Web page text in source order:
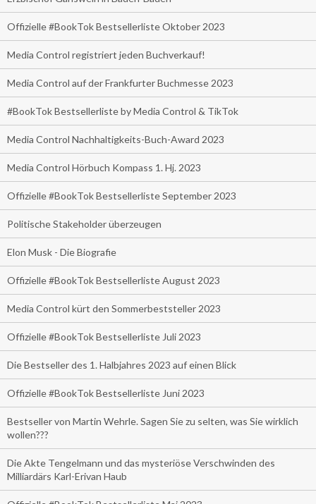
Offizielle #BookTok Bestsellerliste Oktober 2023
Media Control registriert jeden Buchverkauf!
Media Control auf der Frankfurter Buchmesse 2023
#BookTok Bestsellerliste by Media Control & TikTok
Media Control Nachhaltigkeits-Buch-Award 2023
Media Control Hörbuch Kompass 1. Hj. 2023
Offizielle #BookTok Bestsellerliste September 2023
Politische Stakeholder überzeugen
Elon Musk - Die Biografie
Offizielle #BookTok Bestsellerliste August 2023
Media Control kürt den Sommerbeststeller 2023
Offizielle #BookTok Bestsellerliste Juli 2023
Die Bestseller des 1. Halbjahres 2023 auf einen Blick
Offizielle #BookTok Bestsellerliste Juni 2023
Bestseller von Martin Wehrle. Sagen Sie zu selten, was Sie wirklich
wollen???
Die Akte Tengelmann und das mysteriöse Verschwinden des
Milliardärs Karl-Erivan Haub